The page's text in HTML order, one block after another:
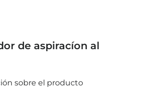
de aspiracíon al
sobre el producto